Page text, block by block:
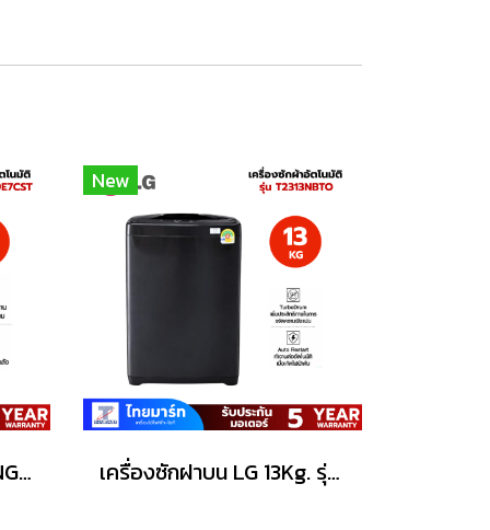
เครื่องซักฝาบน SAMSUNG 19Kg. รุ่น WA40F19E7CST
New
เครื่องซักฝาบน LG 13Kg. รุ่น T2313NBTO